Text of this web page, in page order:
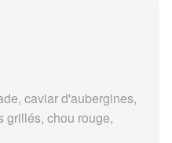
caviar d'aubergines,
grillés, chou rouge,